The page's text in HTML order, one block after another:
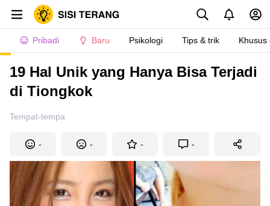
Pribadi Baru Psikologi Tips & trik Khusus
19 Hal Unik yang Hanya Bisa Terjadi
di Tiongkok
Tempat-tempa
- - - -